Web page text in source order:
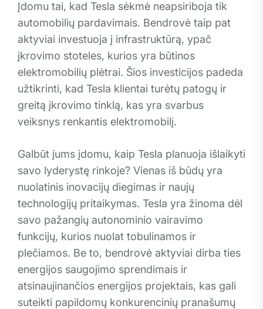
Įdomu tai, kad Tesla sėkmė neapsiriboja tik
automobilių pardavimais. Bendrovė taip pat
aktyviai investuoja į infrastruktūrą, ypač
įkrovimo stoteles, kurios yra būtinos
elektromobilių plėtrai. Šios investicijos padeda
užtikrinti, kad Tesla klientai turėtų patogų ir
greitą įkrovimo tinklą, kas yra svarbus
veiksnys renkantis elektromobilį.
Galbūt jums įdomu, kaip Tesla planuoja išlaikyti
savo lyderystę rinkoje? Vienas iš būdų yra
nuolatinis inovacijų diegimas ir naujų
technologijų pritaikymas. Tesla yra žinoma dėl
savo pažangių autonominio vairavimo
funkcijų, kurios nuolat tobulinamos ir
plečiamos. Be to, bendrovė aktyviai dirba ties
energijos saugojimo sprendimais ir
atsinaujinančios energijos projektais, kas gali
suteikti papildomų konkurencinių pranašumų